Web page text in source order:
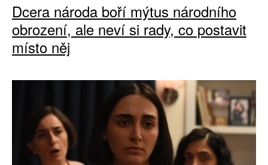
Dcera národa boří mýtus národního
obrození, ale neví si rady, co postavit
místo něj